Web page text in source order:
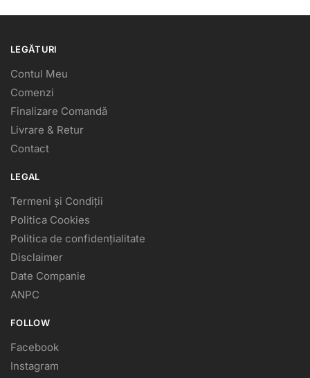
LEGĂTURI
Contul Meu
Comenzi
Finalizare Comandă
Livrare & Retur
Contact
LEGAL
Termeni și Condiții
Politica Cookies
Politica de confidențialitate
Disclaimer
Date Companie
ANPC
FOLLOW
Facebook
Instagram